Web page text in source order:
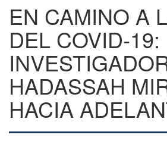
EN CAMINO A
DEL COVID-19:
HADASSAH
HACIA